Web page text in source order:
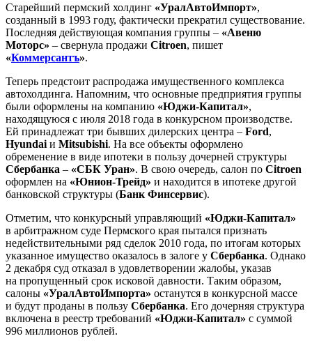
Старейший пермский холдинг «УралАвтоИмпорт»,
созданный в 1993 году, фактически прекратил существование.
Последняя действующая компания группы – «Авеню
Моторс» – свернула продажи Citroen, пишет
«Коммерсантъ».
Теперь предстоит распродажа имущественного комплекса
автохолдинга. Напомним, что основные предприятия группы
были оформлены на компанию «Юджи-Капитал»,
находящуюся с июля 2018 года в конкурсном производстве.
Ей принадлежат три бывших дилерских центра – Ford,
Hyundai и Mitsubishi. На все объекты оформлено
обременение в виде ипотеки в пользу дочерней структуры
Сбербанка – «СБК Уран». В свою очередь, салон по Citroen
оформлен на «Юнион-Трейд» и находится в ипотеке другой
банковской структуры (Банк Финсервис).
Отметим, что конкурсный управляющий «Юджи-Капитал»
в арбитражном суде Пермского края пытался признать
недействительными ряд сделок 2010 года, по итогам которых
указанное имущество оказалось в залоге у Сбербанка. Однако
2 декабря суд отказал в удовлетворении жалобы, указав
на пропущенный срок исковой давности. Таким образом,
салоны «УралАвтоИмпорта» останутся в конкурсной массе
и будут проданы в пользу Сбербанка. Его дочерняя структура
включена в реестр требований «Юджи-Капитал» с суммой
996 миллионов рублей.